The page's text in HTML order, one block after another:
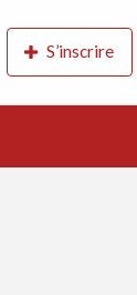
S’inscrire